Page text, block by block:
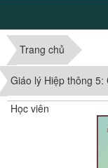
Trang chủ
Giáo lý Hiệp thông
Học viên